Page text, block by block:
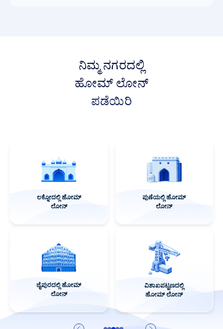
ನಿಮ್ಮ ನಗರದಲ್ಲಿ
ಹೋಮ್ ಲೋನ್
ಪಡೆಯಿರಿ
ಮೈಸೂರಿನಲ್ಲಿ ಹೋಮ್
ಲೋನ್
ಭೋಪಾಲ್‌ನಲ್ಲಿ ಹೋಮ್
ಲೋನ್
ಗುರುಗ್ರಾಮದಲ್ಲಿ ಹೋಮ್
ಲೋನ್
ಕೊಯಂಬತ್ತೂರಿನಲ್ಲಿ
ಹೋಮ್ ಲೋನ್